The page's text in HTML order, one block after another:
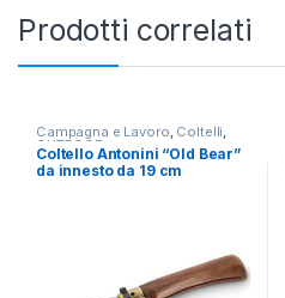
Prodotti correlati
Campagna e Lavoro, Coltelli,
OUTDOOR
Coltello Antonini “Old Bear”
da innesto da 19 cm